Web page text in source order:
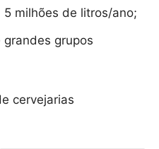
milhões de litros/ano;
grupos
cervejarias